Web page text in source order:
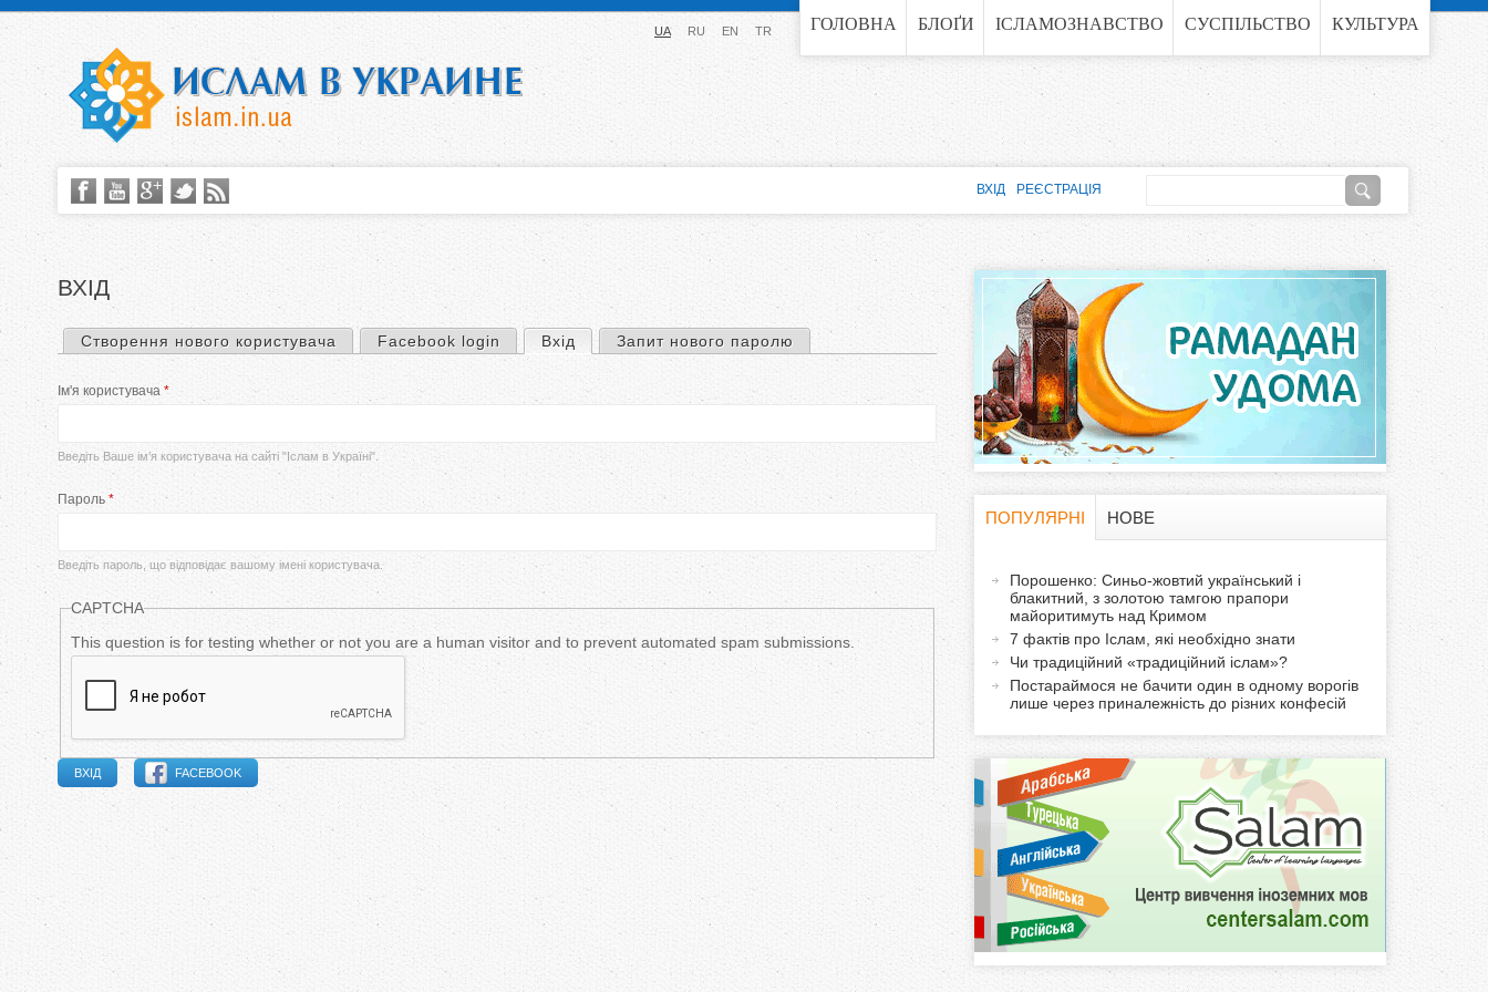
Jump to navigation ГОЛОВНА БЛОҐИ ІСЛАМОЗНАВСТВО СУСПІЛЬСТВО КУЛЬТУРА
UA RU EN TR
ВХІД
р
в
н
н
в
к
д
Створення нового користувача Facebook login Вхід (активна вкладка)
Запит нового паролю
Ім'я користувача *
Введіть Ваше ім’я користувача на сайті "Іслам в Україні".
Пароль *
Введіть пароль, що відповідає вашому імені користувача.
CAPTCHA
This question is for testing whether or not you are a human visitor and to prevent automated spam submissions.
FACEBOOK
П
о
к
о
в
а
ф
о
р
м
о
ВХІД РЕЄСТРАЦІЯ
o
a
l
ПОПУЛЯРНІ
в
а
НОВЕ
Порошенко: Синьо-жовтий український і
блакитний, з золотою тамгою прапори
майоритимуть над Кримом
7 фактів про Іслам, які необхідно знати
Чи традиційний «традиційний іслам»?
Постараймося не бачити один в одному ворогів
лише через приналежність до різних конфесій